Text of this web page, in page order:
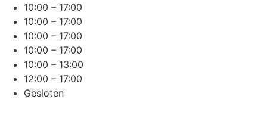
10:00 – 17:00
10:00 – 17:00
10:00 – 17:00
10:00 – 17:00
10:00 – 13:00
12:00 – 17:00
Gesloten